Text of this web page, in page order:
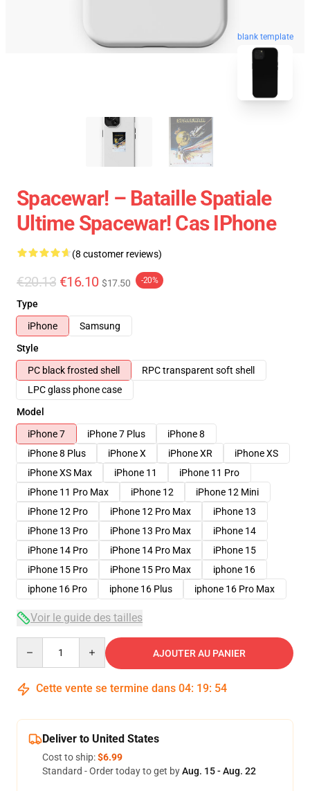
blank template
Spacewar! – Bataille Spatiale
Ultime Spacewar! Cas IPhone
(8 customer reviews)
€20.13 €16.10 $17.50 -20%
Type
iPhone
Samsung
Style
PC black frosted shell
RPC transparent soft shell
LPC glass phone case
Model
iPhone 7
iPhone 7 Plus
iPhone 8
iPhone 8 Plus
iPhone X iPhone XR
iPhone XS
iPhone XS Max
iPhone 11
iPhone 11 Pro
iPhone 11 Pro Max
iPhone 12
iPhone 12 Mini
iPhone 12 Pro
iPhone 12 Pro Max
iPhone 13
iPhone 13 Pro
iPhone 13 Pro Max
iPhone 14
iPhone 14 Pro
iPhone 14 Pro Max
iPhone 15
iPhone 15 Pro
iPhone 15 Pro Max
iphone 16
iphone 16 Pro
iphone 16 Plus iphone 16 Pro Max
Voir le guide des tailles
AJOUTER AU PANIER
Cette vente se termine dans 04: 19: 54
Deliver to United States
Cost to ship:$6.99
Standard - Order today to get byAug. 15 - Aug. 22